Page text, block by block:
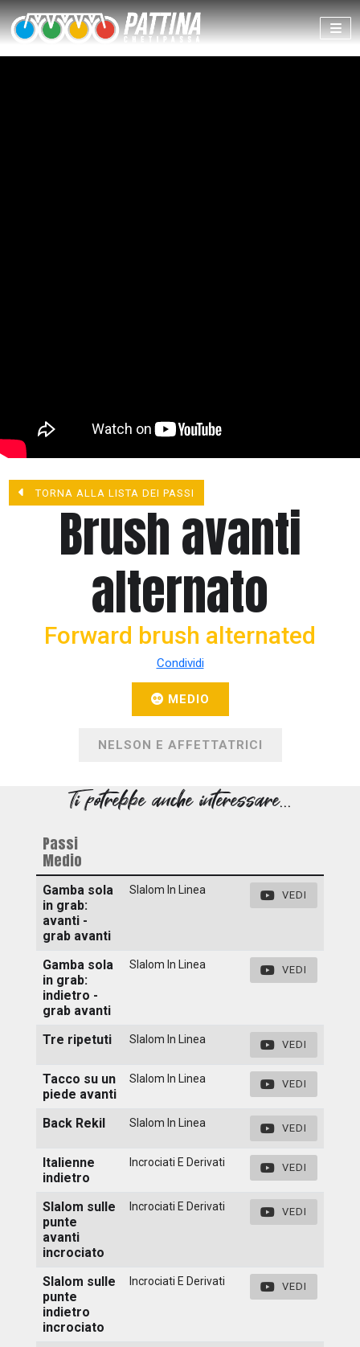
TORNA ALLA LISTA DEI PASSI
Brush avanti
alternato
Forward brush alternated
Condividi
MEDIO
NELSON E AFFETTATRICI
Ti potrebbe anche interessare...
Passi
Medio
Gamba sola
in grab:
avanti -
grab avanti
Slalom In Linea VEDI
Gamba sola
in grab:
indietro -
grab avanti
Slalom In Linea VEDI
Tre ripetuti Slalom In Linea VEDI
Tacco su un
piede avanti
Slalom In Linea VEDI
Back Rekil Slalom In Linea VEDI
Italienne
indietro
Incrociati E Derivati VEDI
Slalom sulle
punte
avanti
incrociato
Incrociati E Derivati VEDI
Slalom sulle
punte
indietro
incrociato
Incrociati E Derivati VEDI